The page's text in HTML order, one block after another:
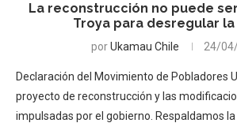
La reconstrucción no puede
Troya para desregular
porUkamau Chile 24/
Declaración del Movimiento de Pobladores
proyecto de reconstrucción y las
impulsadas por el gobierno. Respaldamos